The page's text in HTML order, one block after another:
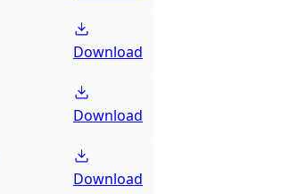
Download
Download
Download